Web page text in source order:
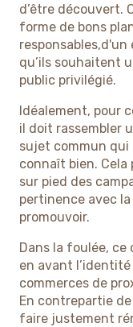
d’être découvert.
forme de bons
responsables,d'un
qu’ils souhaitent
public privilégié.
Idéalement, pour
il doit rassembler
sujet commun qui
connaît bien.
sur pied des
pertinence avec la
promouvoir.
Dans la foulée,
en avant l’identité
commerces de
En contrepartie
faire justement